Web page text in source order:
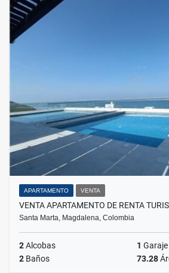
APARTAMENTO VENTA
VENTA APARTAMENTO DE RENTA
Santa Marta, Magdalena, Colombia
2Alcobas 1 Garaje
2 Baños 73.28